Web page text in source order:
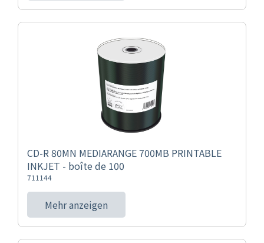
CD-R 80MN MEDIARANGE 700MB PRINTABLE
INKJET - boîte de 100
711144
Mehr anzeigen